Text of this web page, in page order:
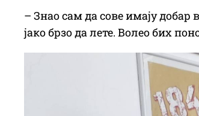
– Знао сам да сове имају добар
јако брзо да лете. Волео бих